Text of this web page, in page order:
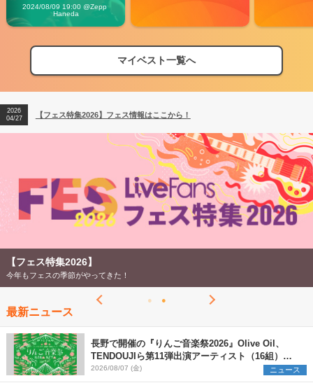
Vibes
2024/08/09 19:00 @Zepp
Haneda
マイベスト一覧へ
【フェス特集2026】フェス情報はここから！
【ライブ動員ランキング】2026年上半期編発表！
2026
04/27
【フェス特集2026】フェス情報はここから！
2026
【ライブ動員ランキング】2026年上半期編発表！
【フェス特集2026】
今年もフェスの季節がやってきた！
最新ニュース
長野で開催の『りんご音楽祭2026』Olive Oil、
TENDOUJIら第11弾出演アーティスト（16組）を
発表
2026/08/07 (金) ニュース